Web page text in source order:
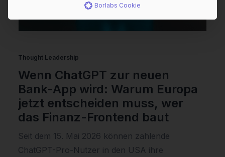
Thought Leadership
Wenn ChatGPT zur neuen
Bank-App wird: Warum Europa
jetzt entscheiden muss, wer
das Finanz-Frontend baut
Seit dem 15. Mai 2026 können zahlende
ChatGPT-Pro-Nutzer in den USA ihre
Borlabs Cookie